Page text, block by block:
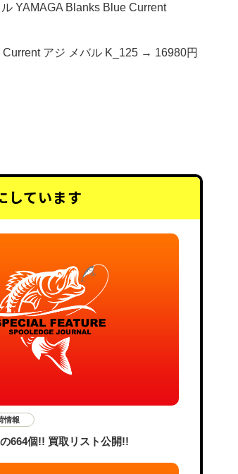
YAMAGA Blanks Blue Current
アジ メバル K_125 → 16980円
しています
情報
の664個!! 買取リスト公開!!